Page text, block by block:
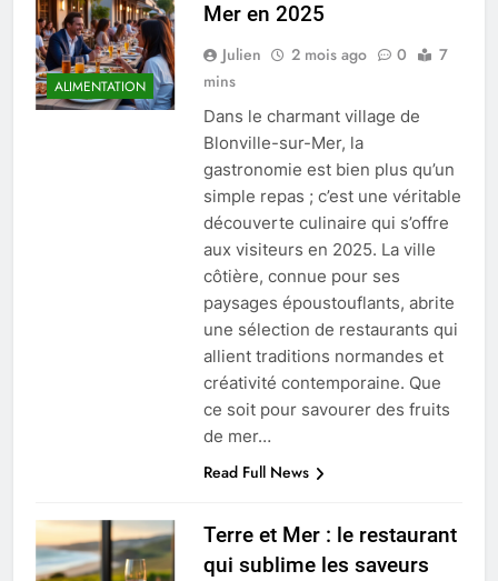
ALIMENTATION
Mer en 2025
Julien 2 mois ago 0
7
mins
Dans le charmant village de
Blonville-sur-Mer, la
gastronomie est bien plus qu’un
simple repas ; c’est une véritable
découverte culinaire qui s’offre
aux visiteurs en 2025. La ville
côtière, connue pour ses
paysages époustouflants, abrite
une sélection de restaurants qui
allient traditions normandes et
créativité contemporaine. Que
ce soit pour savourer des fruits
de mer…
Read Full News
Terre et Mer : le restaurant
qui sublime les saveurs